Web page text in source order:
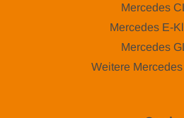
Mercedes
Mercedes E-
Mercedes
Weitere